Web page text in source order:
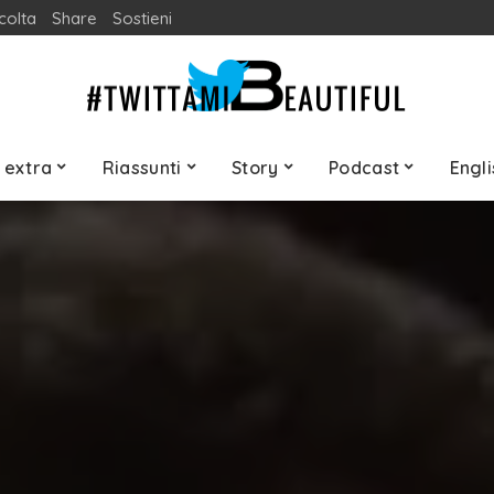
Share Sostieni
extra Riassunti Story Podcast